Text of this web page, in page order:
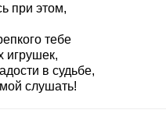
при этом,
тебе
игрушек,
в судьбе,
слушать!